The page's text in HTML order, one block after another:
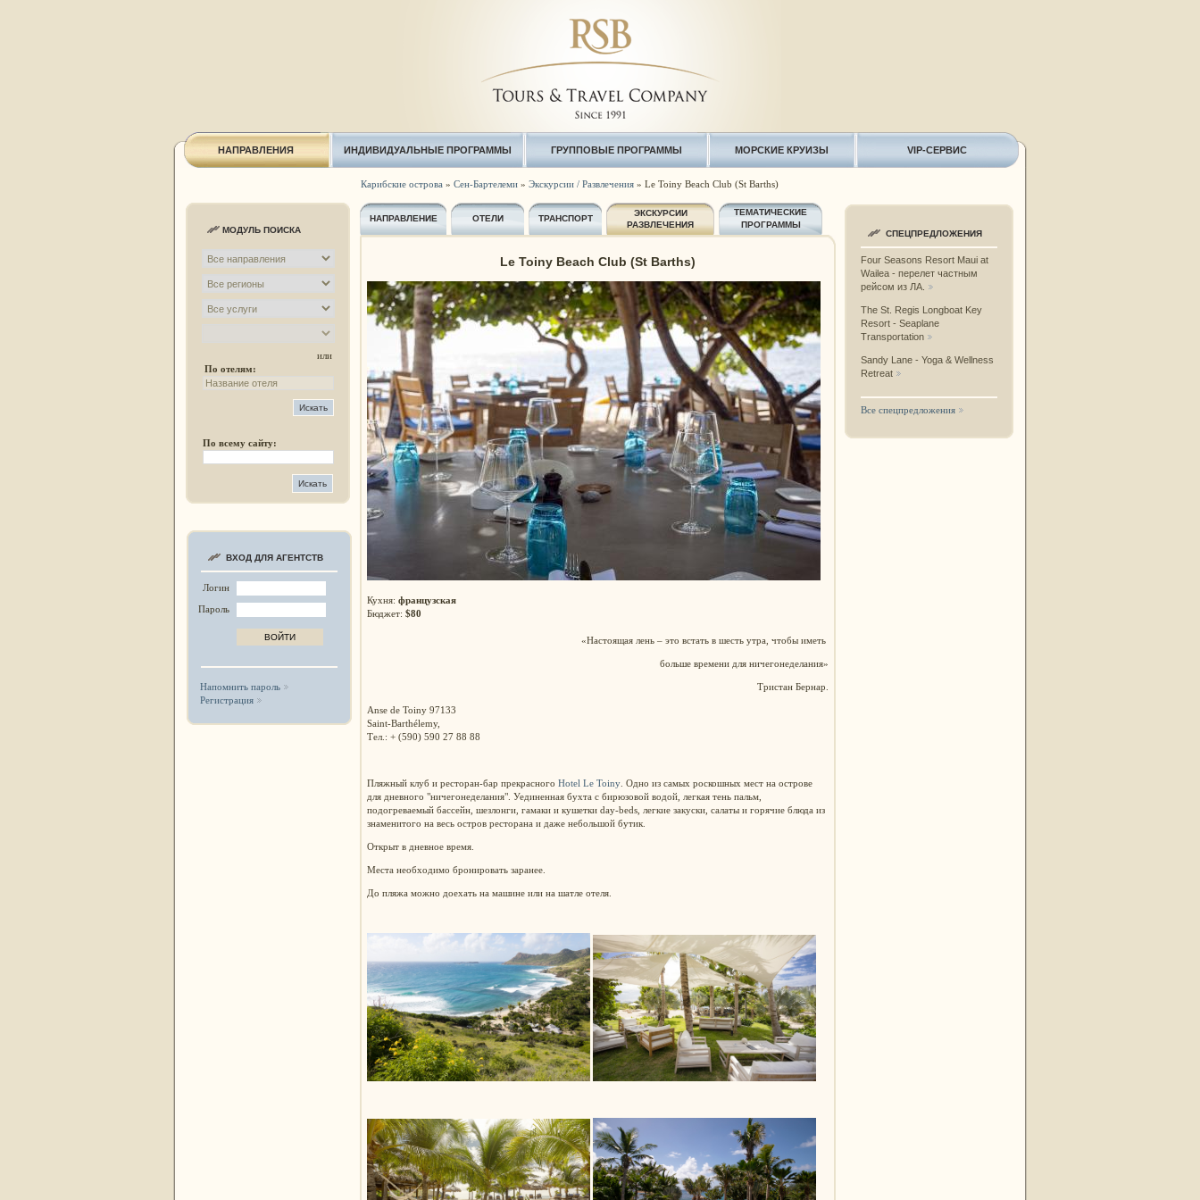
НАПРАВЛЕНИЯ ИНДИВИДУАЛЬНЫЕ ПРОГРАММЫ ГРУППОВЫЕ ПРОГРАММЫ МОРСКИЕ КРУИЗЫ VIP-СЕРВИС
МОДУЛЬ ПОИСКА
или
По отелям:
По всему сайту:
ВХОД ДЛЯ АГЕНТСТВ
Логин
Пароль
Напомнить пароль
Регистрация
Карибские острова » Сен-Бартелеми» Экскурсии / Развлечения» Le Toiny Beach Club (St Barths)
НАПРАВЛЕНИЕ ОТЕЛИ ТРАНСПОРТ
ЭКСКУРСИИ
РАЗВЛЕЧЕНИЯ
ТЕМАТИЧЕСКИЕ
ПРОГРАММЫ
Le Toiny Beach Club (St Barths)
Кухня: французская
Бюджет: $80
«Настоящая лень – это встать в шесть утра, чтобы иметь
больше времени для ничегонеделания»
Тристан Бернар.
Anse de Toiny 97133
Saint-Barthélemy,
Тел.: + (590) 590 27 88 88
Пляжный клуб и ресторан-бар прекрасного Hotel Le Toiny. Одно из самых роскошных мест на острове
для дневного "ничегонеделания". Уединенная бухта с бирюзовой водой, легкая тень пальм,
подогреваемый бассейн, шезлонги, гамаки и кушетки day-beds, легкие закуски, салаты и горячие блюда из
знаменитого на весь остров ресторана и даже небольшой бутик.
Открыт в дневное время.
Места необходимо бронировать заранее.
До пляжа можно доехать на машине или на шатле отеля.
СПЕЦПРЕДЛОЖЕНИЯ
Four Seasons Resort Maui at
Wailea - перелет частным
рейсом из ЛА.
The St. Regis Longboat Key
Resort - Seaplane
Transportation
Sandy Lane - Yoga & Wellness
Retreat
Все спецпредложения